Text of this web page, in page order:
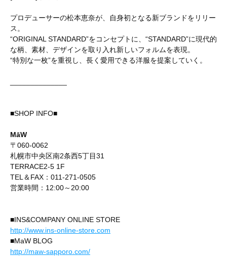
プロデューサーの松本恵奈が、自身初となる新ブランドをリリー
ス。
“ORIGINAL STANDARD”をコンセプトに、“STANDARD”に現代的
な柄、素材、デザインを取り入れ新しいフォルムを表現。
“特別な一枚”を重視し、長く愛用できる洋服を提案していく。
■SHOP INFO■
MāW
〒060-0062
札幌市中央区南2条西5丁目31
TERRACE2-5 1F
TEL＆FAX：011-271-0505
営業時間：12:00～20:00
■INS&COMPANY ONLINE STORE
http://www.ins-online-store.com
■MaW BLOG
http://maw-sapporo.com/